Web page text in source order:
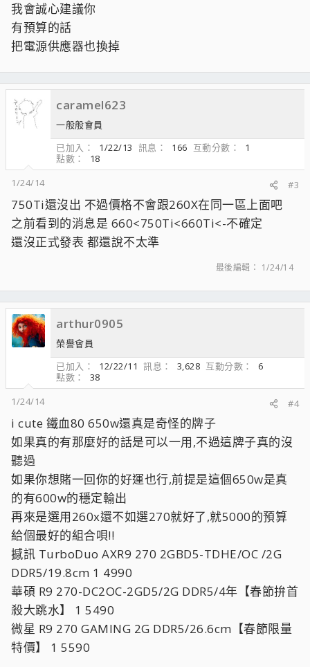
我會誠心建議你
有預算的話
把電源供應器也換掉
caramel623
一般般會員
已加入
1/22/13 訊息 166 互動分數
1
點數
18
1/24/14
#3
750Ti還沒出 不過價格不會跟260X在同一區上面吧
之前看到的消息是 660<750Ti<660Ti<-不確定
還沒正式發表 都還說不太準
最後編輯： 1/24/14
arthur0905
榮譽會員
已加入
12/22/11 訊息 3,628 互動分數
6
點數
38
1/24/14
#4
i cute 鐵血80 650w還真是奇怪的牌子
如果真的有那麼好的話是可以一用,不過這牌子真的沒
聽過
如果你想賭一回你的好運也行,前提是這個650w是真
的有600w的穩定輸出
再來是選用260x還不如選270就好了,就5000的預算
給個最好的組合唄!!
撼訊 TurboDuo AXR9 270 2GBD5-TDHE/OC /2G
DDR5/19.8cm 1 4990
華碩 R9 270-DC2OC-2GD5/2G DDR5/4年【春節拚首
殺大跳水】 1 5490
微星 R9 270 GAMING 2G DDR5/26.6cm【春節限量
特價】 1 5590